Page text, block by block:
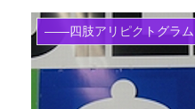
――四肢アリピクトグラム